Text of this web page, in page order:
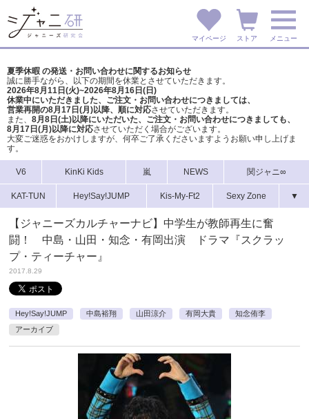
マイページ ストア メニュー
夏季休暇 の発送・お問い合わせに関するお知らせ
誠に勝手ながら、以下の期間を休業とさせていただきます。
2026年8月11日(火)~2026年8月16日(日)
休業中にいただきました、ご注文・お問い合わせにつきましては、
営業再開の8月17日(月)以降、順に対応させていただきます。
また、 8月8日(土)以降にいただいた、ご注文・ お問い合わせにつきましても、
8月17日(月)以降に対応させていただく場合がございます。
大変ご迷惑をおかけしますが、 何卒ご了承くださいますようお願い申し上げま
す。
V6 KinKi Kids 嵐 NEWS 関ジャニ∞
KAT-TUN Hey!Say!JUMP Kis-My-Ft2 Sexy Zone ▼
【ジャニーズカルチャーナビ】中学生が教師再生に奮
闘！ 中島・山田・知念・有岡出演 ドラマ『スクラッ
プ・ティーチャー』
2017.8.29
Hey!Say!JUMP 中島裕翔 山田涼介 有岡大貴
知念侑李
アーカイブ